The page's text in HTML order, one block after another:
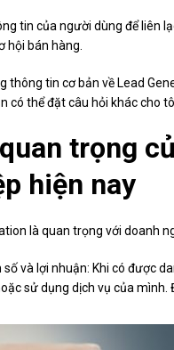
tin của người dùng để liên
hội bán hàng.
thông tin cơ bản về Lead
có thể đặt câu hỏi khác cho
trọng
hiện nay
là quan trọng với doanh
và lợi nhuận: Khi có được
sử dụng dịch vụ của mình.